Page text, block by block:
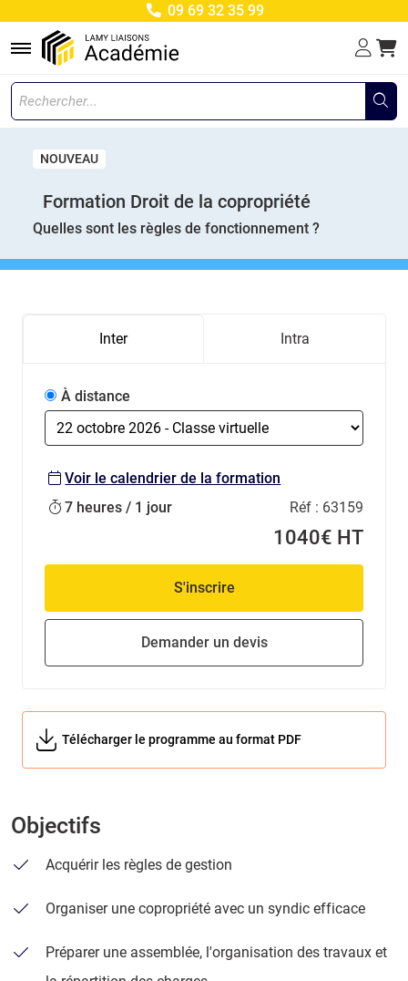
09 69 32 35 99
Menu
NOUVEAU
Formation Droit de la copropriété
Quelles sont les règles de fonctionnement ?
Inter Intra
À distance
Voir le calendrier de la formation
7 heures / 1 jour
Réf : 63159
1040€ HT
S'inscrire
Demander un devis
Télécharger le programme au format PDF
Objectifs
Acquérir les règles de gestion
Organiser une copropriété avec un syndic efficace
Préparer une assemblée, l'organisation des travaux et